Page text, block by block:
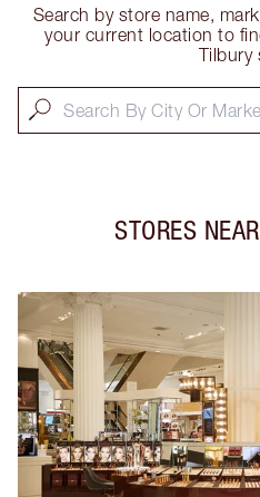
Search by store name,
your current location to
Tilbury
STORES NEAR